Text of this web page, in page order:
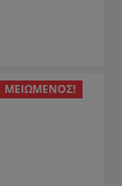
ΜΕΙΩΜΈΝΟΣ!